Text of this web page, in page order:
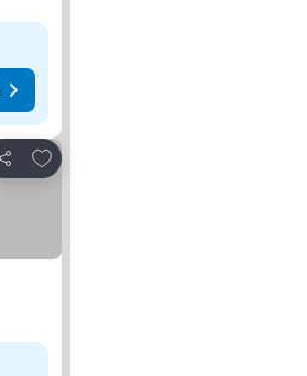
Teilen
Zu Favoriten hinzufügen